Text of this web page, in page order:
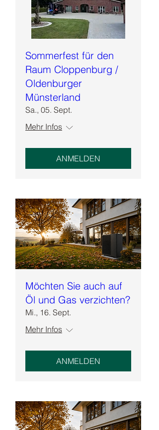
Sommerfest für den
Raum Cloppenburg /
Oldenburger
Münsterland
Sa., 05. Sept.
Mehr Infos
ANMELDEN
Möchten Sie auch auf
Öl und Gas verzichten?
Mi., 16. Sept.
Mehr Infos
ANMELDEN